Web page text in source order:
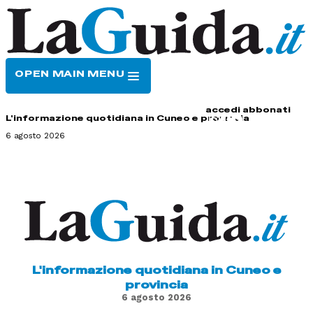
OPEN MAIN MENU
accedi abbonati
L'informazione quotidiana in Cuneo e provincia
6 agosto 2026
L'informazione quotidiana in Cuneo e
provincia
6 agosto 2026